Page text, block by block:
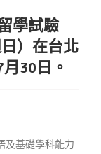
學試驗
）在台北
30日。
及基礎學科能力